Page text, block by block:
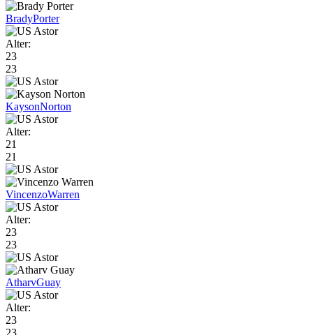
BradyPorter
Alter:
23
23
KaysonNorton
Alter:
21
21
VincenzoWarren
Alter:
23
23
AtharvGuay
Alter:
23
23